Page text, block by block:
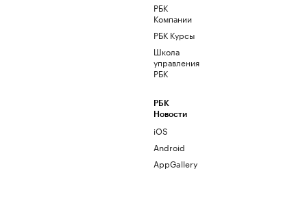
РБК
Компании
РБК Курсы
Школа
управления
РБК
РБК
Новости
iOS
Android
AppGallery